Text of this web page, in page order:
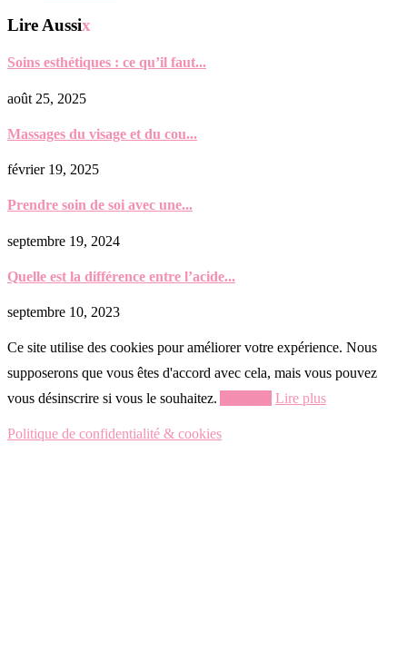
Lire Aussix
Soins esthétiques : ce qu’il faut...
août 25, 2025
Massages du visage et du cou...
février 19, 2025
Prendre soin de soi avec une...
septembre 19, 2024
Quelle est la différence entre l’acide...
septembre 10, 2023
Ce site utilise des cookies pour améliorer votre expérience. Nous
supposerons que vous êtes d'accord avec cela, mais vous pouvez
vous désinscrire si vous le souhaitez.
Lire plus
Politique de confidentialité & cookies